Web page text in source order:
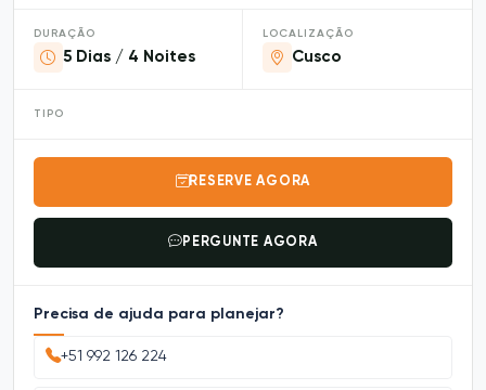
5 Dias / 4 Noites
DURAÇÃO
TIPO
Cusco
LOCALIZAÇÃO
RESERVE AGORA
PERGUNTE AGORA
Precisa de ajuda para planejar?
+51 992 126 224